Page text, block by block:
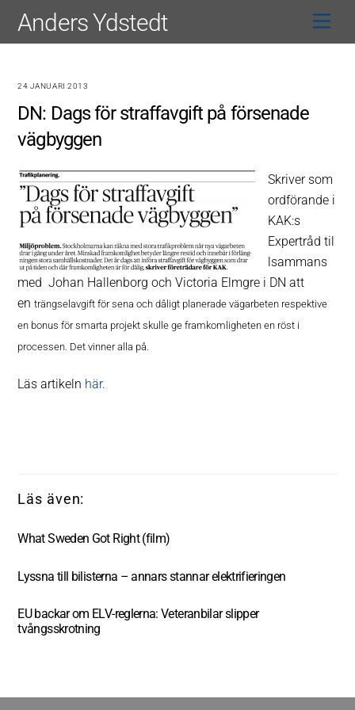
Anders Ydstedt
24 JANUARI 2013
DN: Dags för straffavgift på försenade
vägbyggen
Skriver som
ordförande i
KAK:s
Expertråd til
lsammans
med Johan Hallenborg och Victoria Elmgre i DN att
enträngselavgift för sena och dåligt planerade vägarbeten respektive
en bonus för smarta projekt skulle ge framkomligheten en röst i
processen. Det vinner alla på.
Läs artikeln här.
What Sweden Got Right (film)
Lyssna till bilisterna – annars stannar elektrifieringen
EU backar om ELV-reglerna: Veteranbilar slipper
tvångsskrotning